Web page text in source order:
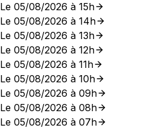
Le 05/08/2026 à 15h
Le 05/08/2026 à 14h
Le 05/08/2026 à 13h
Le 05/08/2026 à 12h
Le 05/08/2026 à 11h
Le 05/08/2026 à 10h
Le 05/08/2026 à 09h
Le 05/08/2026 à 08h
Le 05/08/2026 à 07h